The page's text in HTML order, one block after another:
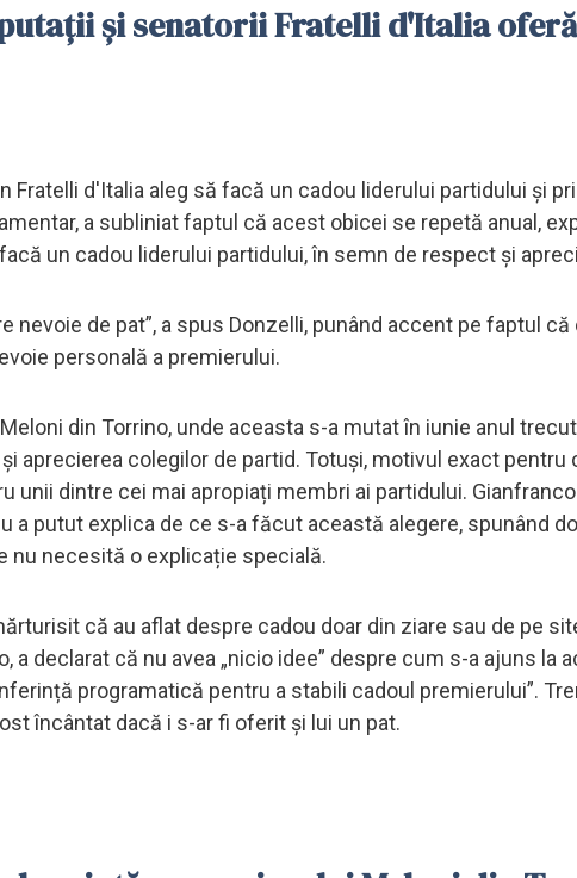
și senatorii Fratelli d'Italia
Fratelli d'Italia aleg să facă un cadou liderului partidului și
a subliniat faptul că acest obicei se repetă anual,
un cadou liderului partidului, în semn de respect și
nevoie de pat”, a spus Donzelli, punând accent pe faptul că
personală a premierului.
din Torrino, unde aceasta s-a mutat în iunie anul
aprecierea colegilor de partid. Totuși, motivul exact pentru
unii dintre cei mai apropiați membri ai partidului. Gianfranco
a putut explica de ce s-a făcut această alegere, spunând
nu necesită o explicație specială.
că au aflat despre cadou doar din ziare sau de pe
declarat că nu avea „nicio idee” despre cum s-a ajuns la
programatică pentru a stabili cadoul premierului”.
încântat dacă i s-ar fi oferit și lui un pat.